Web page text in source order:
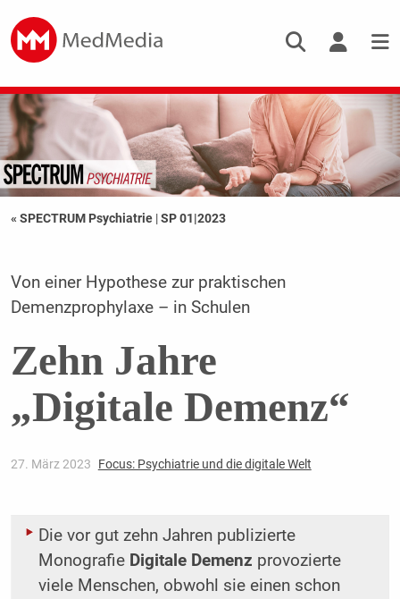
« SPECTRUM Psychiatrie |SP 01|2023
Von einer Hypothese zur praktischen
Demenzprophylaxe – in Schulen
Zehn Jahre
„Digitale Demenz“
27. März 2023 Focus: Psychiatrie und die digitale Welt
Die vor gut zehn Jahren publizierte
Monografie Digitale Demenz provozierte
viele Menschen, obwohl sie einen schon